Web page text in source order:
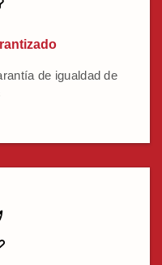
de igualdad de